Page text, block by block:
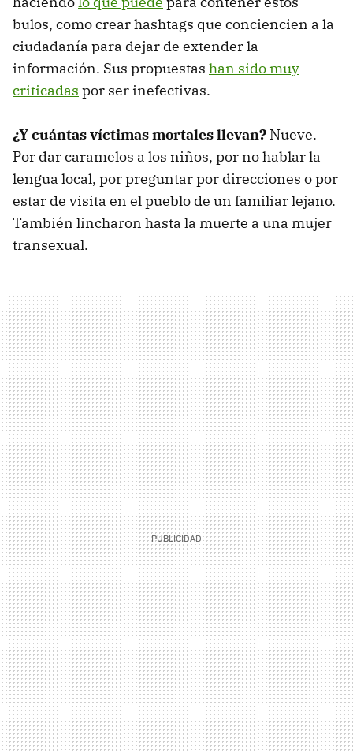
bulos, como crear hashtags que conciencien a la
ciudadanía para dejar de extender la
información. Sus propuestas han sido muy
criticadas por ser inefectivas.
¿Y cuántas víctimas mortales llevan? Nueve.
Por dar caramelos a los niños, por no hablar la
lengua local, por preguntar por direcciones o por
estar de visita en el pueblo de un familiar lejano.
También lincharon hasta la muerte a una mujer
transexual.